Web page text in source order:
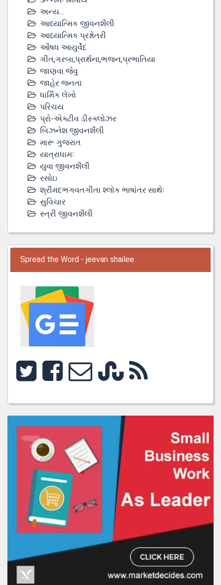
અન્ય...
આધ્યાત્મિક જીવનશૈલી
આધ્યાત્મિક પ્રશ્નોતરી
ઔષધ આયુર્વેદ
ગીત,ગરબા,પ્રાર્થના,ભજન,પ્રભાતિયા
જાણવા જેવુ
જાહેર જનતા
ધાર્મિક લેખો
પરિચય
પ્રો-એક્ટીવ ડીસ્‍ક્લોઝર
બિઝનેશ જીવનશૈલી
મારૂ ગુજરાત
યાત્રાધામઃ
યુવા જીવનશૈલી
રસોઇ
શ્રીમદભગવતગીતા શ્લોક ભાષાંતર સાથેઃ
સુવિચાર
સ્ત્રી જીવનશૈલી
Spread the Word - jeevan shailee